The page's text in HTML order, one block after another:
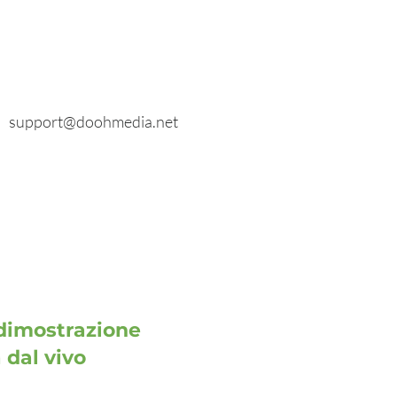
support@doohmedia.net
vivo